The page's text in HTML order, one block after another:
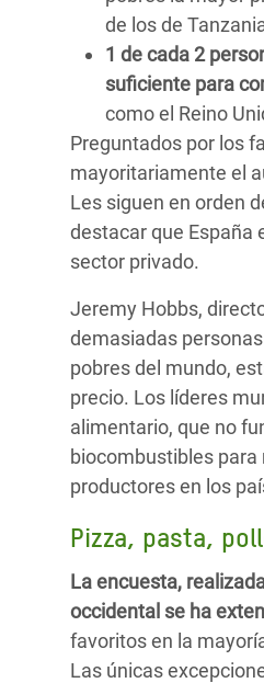
de los de
1 de cada 2
suficiente para
como el Reino
Preguntados por los
mayoritariamente el
Les siguen en orden
destacar que España
sector privado.
Jeremy Hobbs,
demasiadas
pobres del mundo,
precio. Los líderes
alimentario, que no
biocombustibles
productores en los
Pizza, pasta,
La encuesta,
occidental se ha
favoritos en la
Las únicas